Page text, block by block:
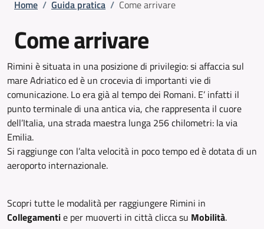
Home / Guida pratica / Come arrivare
Come arrivare
Rimini è situata in una posizione di privilegio: si affaccia sul
mare Adriatico ed è un crocevia di importanti vie di
comunicazione. Lo era già al tempo dei Romani. E’ infatti il
punto terminale di una antica via, che rappresenta il cuore
dell’Italia, una strada maestra lunga 256 chilometri: la via
Emilia.
Si raggiunge con l’alta velocità in poco tempo ed è dotata di un
aeroporto internazionale.
Scopri tutte le modalità per raggiungere Rimini in
Collegamentie per muoverti in città clicca su Mobilità.